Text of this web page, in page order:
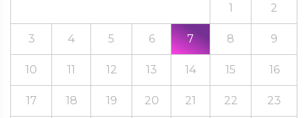
1 2
3 4 5 6 7 8 9
10 11 12 13 14 15 16
17 18 19 20 21 22 23